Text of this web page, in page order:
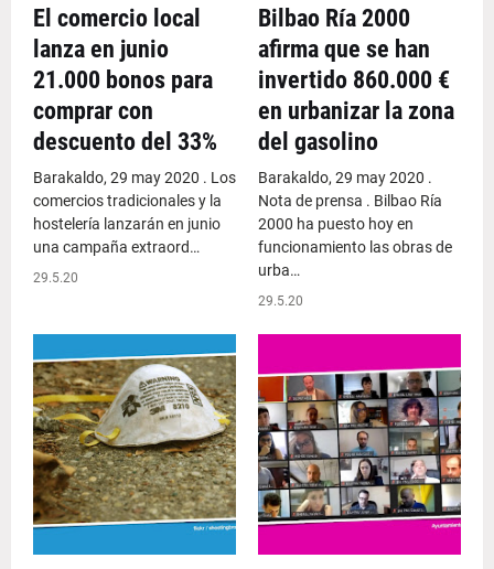
El comercio local
lanza en junio
21.000 bonos para
comprar con
descuento del 33%
Barakaldo, 29 may 2020 . Los
comercios tradicionales y la
hostelería lanzarán en junio
una campaña extraord…
29.5.20
Bilbao Ría 2000
afirma que se han
invertido 860.000 €
en urbanizar la zona
del gasolino
Barakaldo, 29 may 2020 .
Nota de prensa . Bilbao Ría
2000 ha puesto hoy en
funcionamiento las obras de
urba…
29.5.20